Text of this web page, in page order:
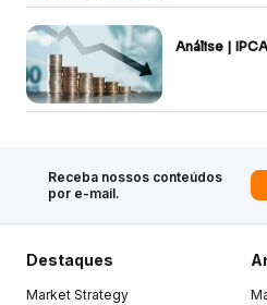
Análise |
Receba nossos conteúdos
por e-mail.
Destaques
Market Strategy